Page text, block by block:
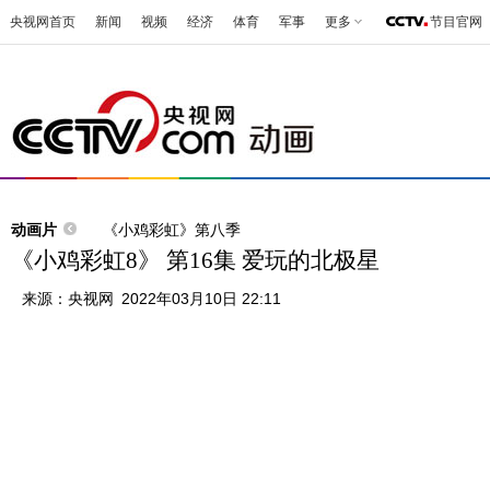
央视网首页 新闻 视频 经济 体育 军事 更多 节目官网
动画片 《小鸡彩虹》第八季
《小鸡彩虹8》 第16集 爱玩的北极星
来源： 央视网 2022年03月10日 22:11